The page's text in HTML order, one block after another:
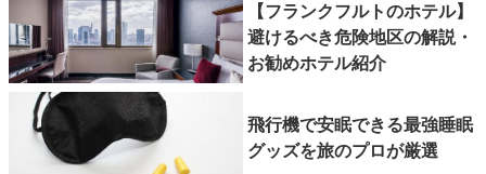
【フランクフルトのホテル】
避けるべき危険地区の解説・
お勧めホテル紹介
飛行機で安眠できる最強睡眠
グッズを旅のプロが厳選